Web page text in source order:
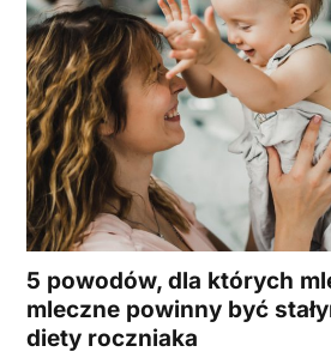
5 powodów, dla których
mleczne powinny być
diety roczniaka